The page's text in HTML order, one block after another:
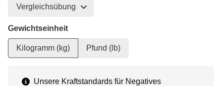
Vergleichsübung
Gewichtseinheit
Kilogramm (kg) Pfund (lb)
Unsere Kraftstandards für Negatives